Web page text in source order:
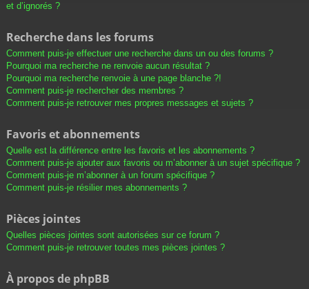
et d’ignorés ?
Recherche dans les forums
Comment puis-je effectuer une recherche dans un ou des forums ?
Pourquoi ma recherche ne renvoie aucun résultat ?
Pourquoi ma recherche renvoie à une page blanche ?!
Comment puis-je rechercher des membres ?
Comment puis-je retrouver mes propres messages et sujets ?
Favoris et abonnements
Quelle est la différence entre les favoris et les abonnements ?
Comment puis-je ajouter aux favoris ou m’abonner à un sujet spécifique ?
Comment puis-je m’abonner à un forum spécifique ?
Comment puis-je résilier mes abonnements ?
Pièces jointes
Quelles pièces jointes sont autorisées sur ce forum ?
Comment puis-je retrouver toutes mes pièces jointes ?
À propos de phpBB